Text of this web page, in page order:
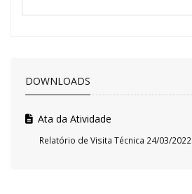
DOWNLOADS
Ata da Atividade
Relatório de Visita Técnica 24/03/2022